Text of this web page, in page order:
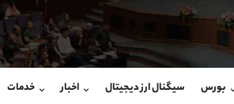
بورس سیگنال ارز دیجیتال اخبار خدمات